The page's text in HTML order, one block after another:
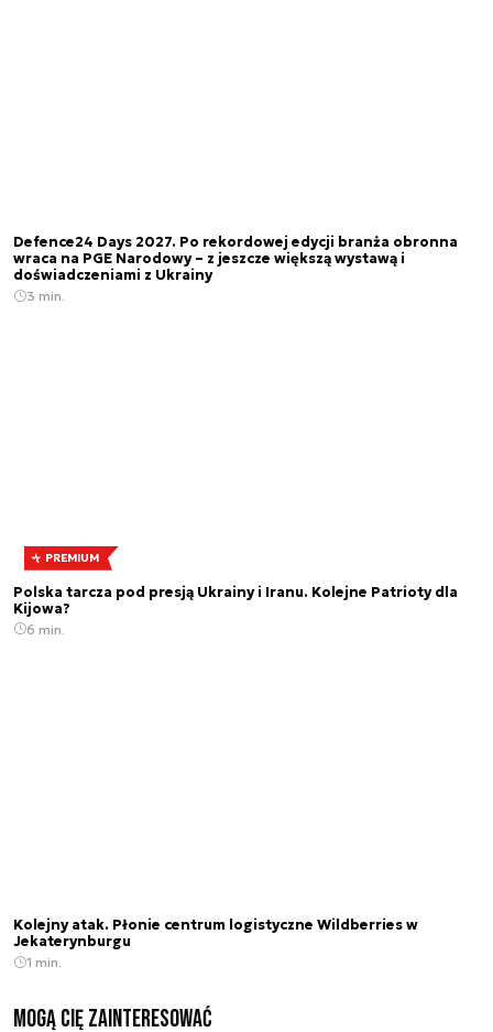
Defence24 Days 2027. Po rekordowej edycji branża obronna
wraca na PGE Narodowy – z jeszcze większą wystawą i
doświadczeniami z Ukrainy
3 min.
PREMIUM
Polska tarcza pod presją Ukrainy i Iranu. Kolejne Patrioty dla
Kijowa?
6 min.
Kolejny atak. Płonie centrum logistyczne Wildberries w
Jekaterynburgu
1 min.
Mogą Cię zainteresować